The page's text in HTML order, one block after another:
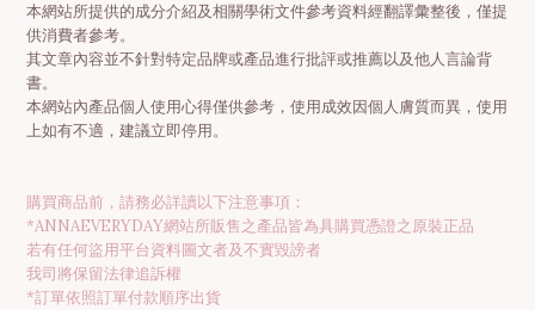
本網站所提供的成分介紹及相關學術文件參考資料經翻譯彙整後，僅提
供消費者參考。
其文章內容並不針對特定品牌或產品進行批評或推薦以及他人言論背
書。
本網站內產品個人使用心得僅供參考，使用成效因個人膚質而異，使用
上如有不適，建議立即停用。
購買商品前，請務必詳讀以下注意事項：
*ANNAEVERYDAY網站所販售之產品皆為具購買憑證之原裝正品
若有任何盜用平台資料圖文者及不實毀謗者
我司將保留法律追訴權
*訂單依照訂單付款順序出貨